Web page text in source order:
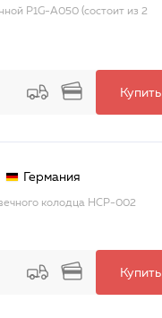
P1G-A050 (состоит из 2
Купить
Германия
колодца HCP-002
Купить